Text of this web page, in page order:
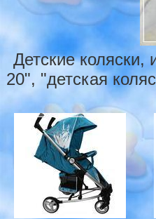
Детские
20", "детская